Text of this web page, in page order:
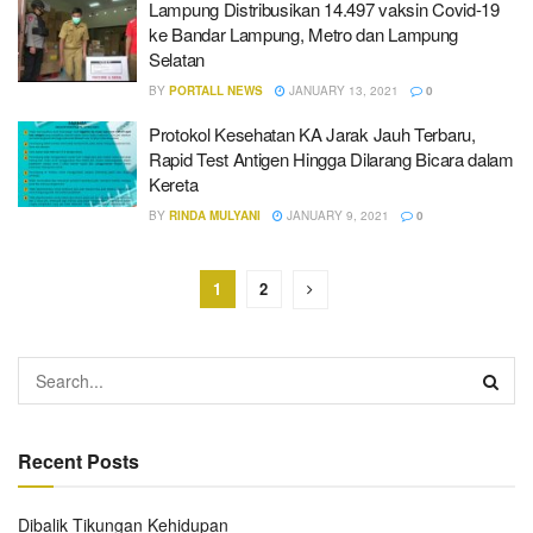
Lampung Distribusikan 14.497 vaksin Covid-19
ke Bandar Lampung, Metro dan Lampung
Selatan
BY PORTALL NEWS JANUARY 13, 2021 0
Protokol Kesehatan KA Jarak Jauh Terbaru,
Rapid Test Antigen Hingga Dilarang Bicara dalam
Kereta
BY RINDA MULYANI JANUARY 9, 2021 0
1 2
Recent Posts
Dibalik Tikungan Kehidupan